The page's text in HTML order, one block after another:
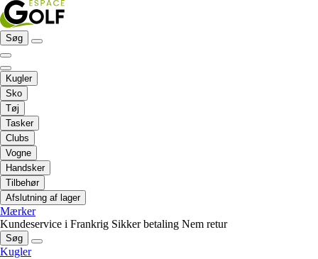
Søg
Kugler
Sko
Tøj
Tasker
Clubs
Vogne
Handsker
Tilbehør
Afslutning af lager
Mærker
Kundeservice i Frankrig Sikker betaling Nem retur
Søg
Kugler